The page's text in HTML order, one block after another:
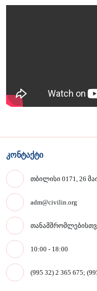
კონტაქტი
თბილისი 0171, 26
adm@civilin.org
10:00 - 18:00
(995 32) 2 365 675;